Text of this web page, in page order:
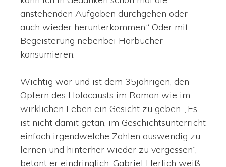
anstehenden Aufgaben durchgehen oder
auch wieder herunterkommen.“ Oder mit
Begeisterung nebenbei Hörbücher
konsumieren.
Wichtig war und ist dem 35jährigen, den
Opfern des Holocausts im Roman wie im
wirklichen Leben ein Gesicht zu geben. „Es
ist nicht damit getan, im Geschichtsunterricht
einfach irgendwelche Zahlen auswendig zu
lernen und hinterher wieder zu vergessen“,
betont er eindringlich. Gabriel Herlich weiß,